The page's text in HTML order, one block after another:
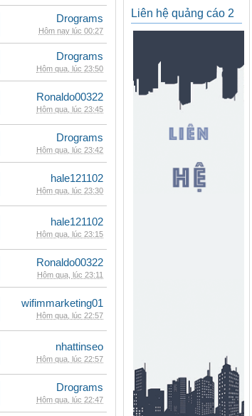
Drograms
Hôm nay lúc 00:27
Drograms
Hôm qua, lúc 23:50
Ronaldo00322
Hôm qua, lúc 23:45
Drograms
Hôm qua, lúc 23:42
hale121102
Hôm qua, lúc 23:30
hale121102
Hôm qua, lúc 23:15
Ronaldo00322
Hôm qua, lúc 23:11
wifimmarketing01
Hôm qua, lúc 22:57
nhattinseo
Hôm qua, lúc 22:57
Drograms
Hôm qua, lúc 22:47
Liên hệ quảng cáo 2